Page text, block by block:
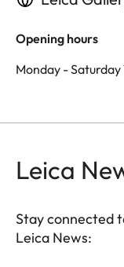
Opening hours
Monday -
Leica
Stay connected
Leica News: